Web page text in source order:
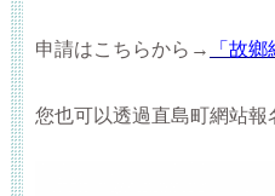
申請はこちらから→ 「故
您也可以透過直島町網站